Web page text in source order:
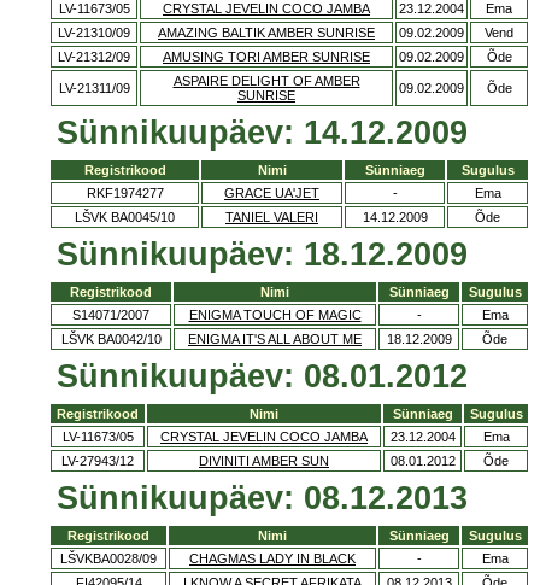
LV-11673/05
CRYSTAL JEVELIN COCO JAMBA 23.12.2004
Ema
LV-21310/09
AMAZING BALTIK AMBER SUNRISE 09.02.2009
Vend
LV-21312/09
AMUSING TORI AMBER SUNRISE 09.02.2009 Õde
LV-21311/09
ASPAIRE DELIGHT OF AMBER
SUNRISE
09.02.2009 Õde
Sünnikuupäev: 14.12.2009
Registrikood Nimi Sünniaeg
Sugulus
RKF1974277
GRACE UA'JET -
Ema
LŠVK BA0045/10
TANIEL VALERI 14.12.2009 Õde
Sünnikuupäev: 18.12.2009
Registrikood Nimi Sünniaeg
Sugulus
S14071/2007
ENIGMA TOUCH OF MAGIC -
Ema
LŠVK BA0042/10
ENIGMA IT'S ALL ABOUT ME 18.12.2009 Õde
Sünnikuupäev: 08.01.2012
Registrikood Nimi Sünniaeg
Sugulus
LV-11673/05
CRYSTAL JEVELIN COCO JAMBA 23.12.2004
Ema
LV-27943/12
DIVINITI AMBER SUN 08.01.2012 Õde
Sünnikuupäev: 08.12.2013
Registrikood Nimi Sünniaeg
Sugulus
LŠVKBA0028/09
CHAGMAS LADY IN BLACK -
Ema